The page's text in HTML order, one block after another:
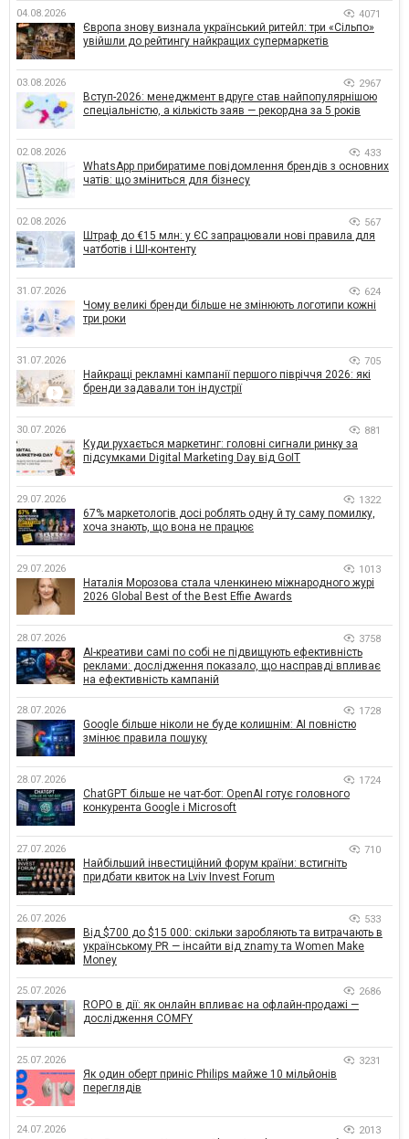
04.08.2026 4071
Європа знову визнала український ритейл: три «Сільпо»
увійшли до рейтингу найкращих супермаркетів
03.08.2026 2967
Вступ-2026: менеджмент вдруге став найпопулярнішою
спеціальністю, а кількість заяв — рекордна за 5 років
02.08.2026 433
WhatsApp прибиратиме повідомлення брендів з основних
чатів: що зміниться для бізнесу
02.08.2026 567
Штраф до €15 млн: у ЄС запрацювали нові правила для
чатботів і ШІ-контенту
31.07.2026 624
Чому великі бренди більше не змінюють логотипи кожні
три роки
31.07.2026 705
Найкращі рекламні кампанії першого півріччя 2026: які
бренди задавали тон індустрії
30.07.2026 881
Куди рухається маркетинг: головні сигнали ринку за
підсумками Digital Marketing Day від GoIT
29.07.2026 1322
67% маркетологів досі роблять одну й ту саму помилку,
хоча знають, що вона не працює
29.07.2026 1013
Наталія Морозова стала членкинею міжнародного журі
2026 Global Best of the Best Effie Awards
28.07.2026 3758
AI-креативи самі по собі не підвищують ефективність
реклами: дослідження показало, що насправді впливає
на ефективність кампаній
28.07.2026 1728
Google більше ніколи не буде колишнім: AI повністю
змінює правила пошуку
28.07.2026 1724
ChatGPT більше не чат-бот: OpenAI готує головного
конкурента Google і Microsoft
27.07.2026 710
Найбільший інвестиційний форум країни: встигніть
придбати квиток на Lviv Invest Forum
26.07.2026 533
Від $700 до $15 000: скільки заробляють та витрачають в
українському PR — інсайти від znamy та Women Make
Money
25.07.2026 2686
ROPO в дії: як онлайн впливає на офлайн-продажі —
дослідження COMFY
25.07.2026 3231
Як один оберт приніс Philips майже 10 мільйонів
переглядів
24.07.2026 2013